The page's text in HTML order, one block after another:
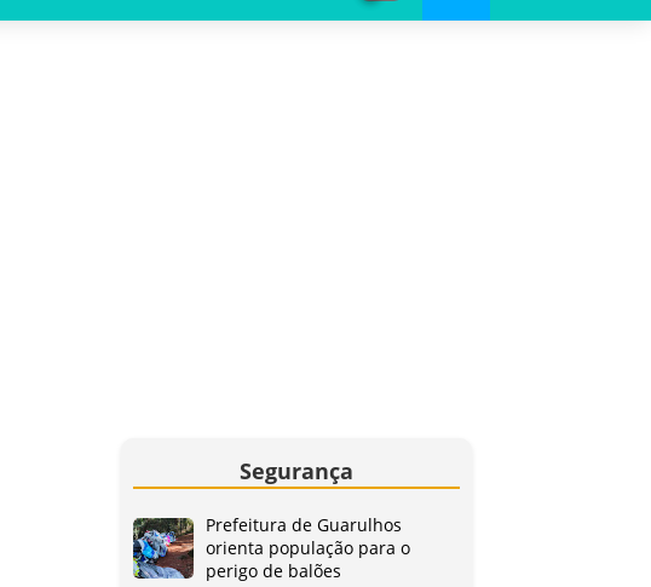
Segurança
Prefeitura de Guarulhos
orienta população para o
perigo de balões